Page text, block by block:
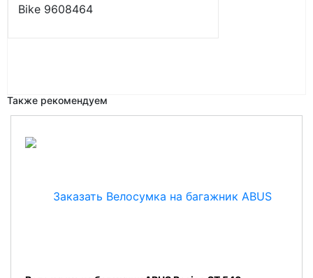
Bike 9608464
Также рекомендуем